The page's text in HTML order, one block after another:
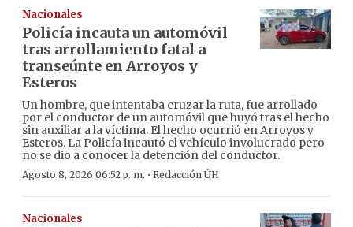
Nacionales
Policía incauta un automóvil
tras arrollamiento fatal a
transeúnte en Arroyos y
Esteros
Un hombre, que intentaba cruzar la ruta, fue arrollado
por el conductor de un automóvil que huyó tras el hecho
sin auxiliar a la víctima. El hecho ocurrió en Arroyos y
Esteros. La Policía incautó el vehículo involucrado pero
no se dio a conocer la detención del conductor.
Agosto 8, 2026 06:52 p. m. · Redacción ÚH
Nacionales